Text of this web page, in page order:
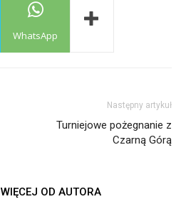
WhatsApp
Następny artykuł
Turniejowe pożegnanie z
Czarną Górą
WIĘCEJ OD AUTORA